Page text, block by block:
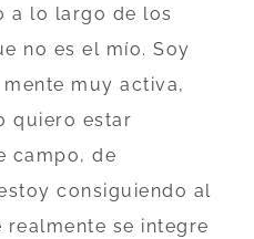
a lo largo de los
no es el mío. Soy
muy activa,
quiero estar
campo, de
consiguiendo al
se integre